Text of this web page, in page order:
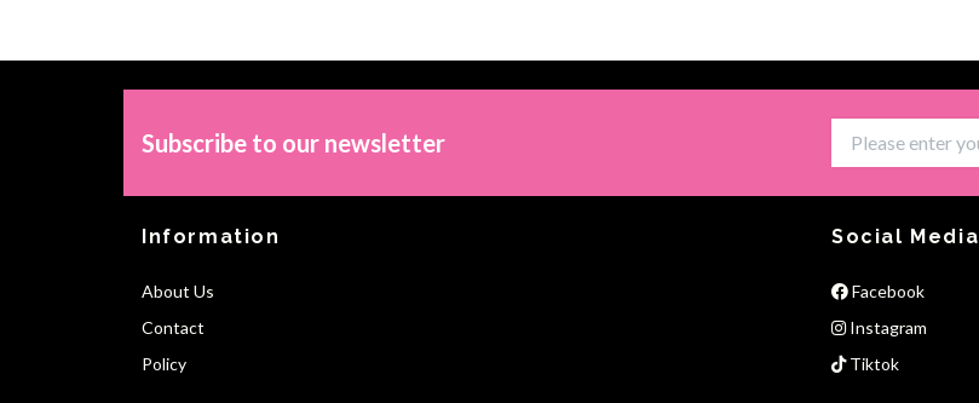
Subscribe to our newsletter
Information
About Us
Contact
Policy
Social Media
Facebook
Instagram
Tiktok